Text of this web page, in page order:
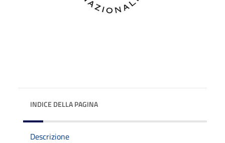
INDICE DELLA PAGINA
Descrizione